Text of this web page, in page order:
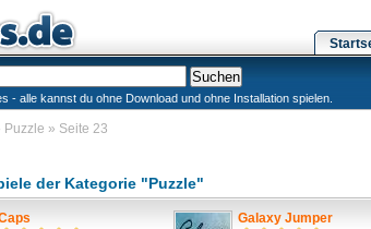
alle kannst du ohne Download und ohne Installation spielen.
Puzzle » Seite 23
der Kategorie "Puzzle"
Galaxy Jumper